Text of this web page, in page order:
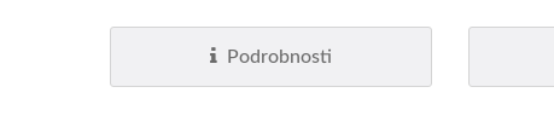
Podrobnosti